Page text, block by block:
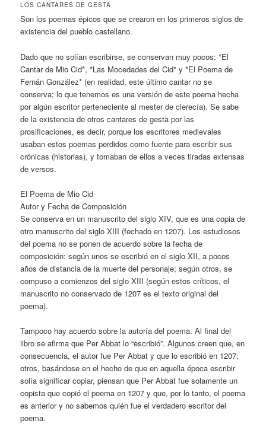
LOS CANTARES DEGESTA
Son los poemas épicos que se crearon en los primeros siglos de
existencia del pueblo castellano.
Dado que no solían escribirse, se conservan muy pocos: *El
Cantar de Mio Cid*, *Las Mocedades del Cid* y *El Poema de
Fernán González* (en realidad, este último cantar no se
conserva; lo que tenemos es una versión de este poema hecha
por algún escritor perteneciente al mester de clerecía). Se sabe
de la existencia de otros cantares de gesta por las
prosificaciones, es decir, porque los escritores medievales
usaban estos poemas perdidos como fuente para escribir sus
crónicas (historias), y tomaban de ellos a veces tiradas extensas
de versos.
El Poema de Mio Cid
Autor y Fecha de Composición
Se conserva en un manuscrito del siglo XIV, que es una copia de
otro manuscrito del siglo XIII (fechado en 1207). Los estudiosos
del poema no se ponen de acuerdo sobre la fecha de
composición: según unos se escribió en el siglo XII, a pocos
años de distancia de la muerte del personaje; según otros, se
compuso a comienzos del siglo XIII (según estos críticos, el
manuscrito no conservado de 1207 es el texto original del
poema).
Tampoco hay acuerdo sobre la autoría del poema. Al final del
libro se afirma que Per Abbat lo “escribió”. Algunos creen que, en
consecuencia, el autor fue Per Abbat y que lo escribió en 1207;
otros, basándose en el hecho de que en aquella época escribir
solía significar copiar, piensan que Per Abbat fue solamente un
copista que copió el poema en 1207 y que, por lo tanto, el poema
es anterior y no sabemos quién fue el verdadero escritor del
poema.